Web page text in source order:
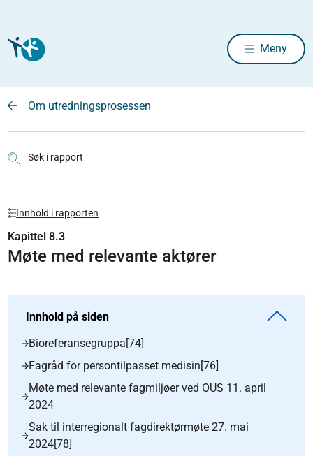
Meny
Om utredningsprosessen
Søk i rapport
Innhold i rapporten
Kapittel 8.3
Møte med relevante aktører
Innhold på siden
Bioreferansegruppa[74]
Fagråd for persontilpasset medisin[76]
Møte med relevante fagmiljøer ved OUS 11. april
2024
Sak til interregionalt fagdirektørmøte 27. mai
2024[78]